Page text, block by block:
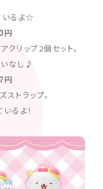
いるよ☆
円
リップ2個セット。
なし♪
円
トラップ。
るよ！